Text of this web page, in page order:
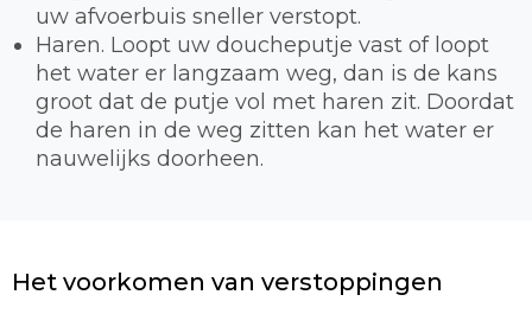
uw afvoerbuis sneller verstopt.
Haren. Loopt uw doucheputje vast of loopt
het water er langzaam weg, dan is de kans
groot dat de putje vol met haren zit. Doordat
de haren in de weg zitten kan het water er
nauwelijks doorheen.
Het voorkomen van verstoppingen